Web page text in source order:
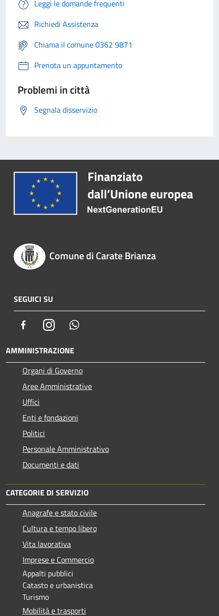
Leggi le domande frequenti
Richiedi Assistenza
Chiama il comune 0362 9871
Prenota un appuntamento
Problemi in città
Segnala disservizio
Comune di Carate Brianza
SEGUICI SU
FacebookInstagram
AMMINISTRAZIONE
Organi di Governo
Aree Amministrative
Uffici
Enti e fondazioni
Politici
Personale Amministrativo
Documenti e dati
CATEGORIE DI SERVIZIO
Anagrafe e stato civile
Cultura e tempo libero
Vita lavorativa
Imprese e Commercio
Appalti pubblici
Catasto e urbanistica
Turismo
Mobilità e trasporti